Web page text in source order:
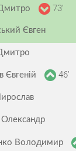
73’
Євген
Євгеній 46’
Володимир